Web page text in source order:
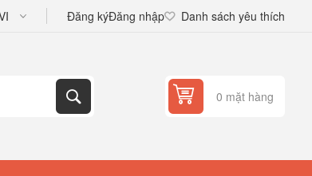
Đăng kýĐăng nhập Danh sách yêu thích
0 mặt hàng